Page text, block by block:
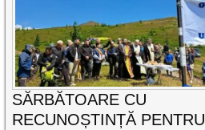
SĂRBĂTOARE CU
RECUNOȘTINȚĂ PENTRU